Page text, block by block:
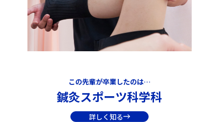
この先輩が卒業したのは…
鍼灸スポーツ科学科
詳しく知る